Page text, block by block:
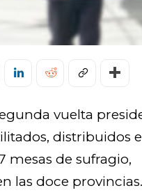
vuelta
distribuidos
mesas de sufragio,
las doce provincias.